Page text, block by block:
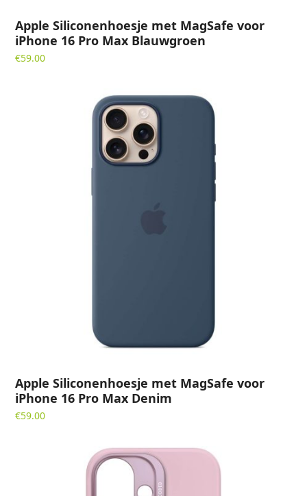
Apple Siliconenhoesje met MagSafe voor
iPhone 16 Pro Max Blauwgroen
€59.00
Apple Siliconenhoesje met MagSafe voor
iPhone 16 Pro Max Denim
€59.00